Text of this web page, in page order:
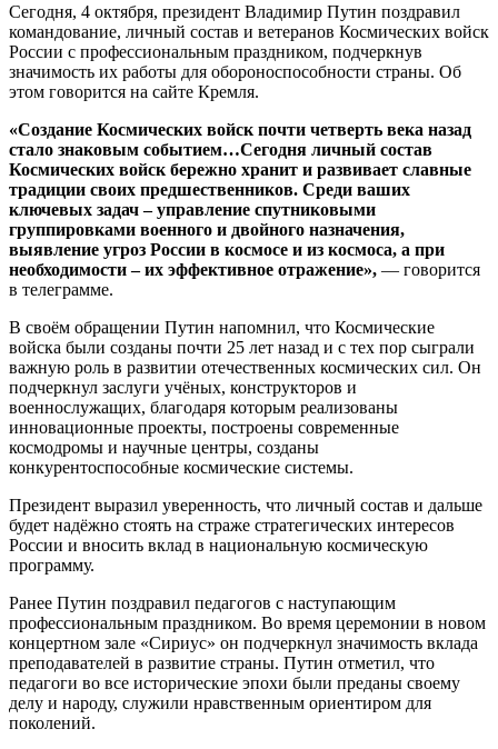
Сегодня, 4 октября, президент Владимир Путин поздравил
командование, личный состав и ветеранов Космических войск
России с профессиональным праздником, подчеркнув
значимость их работы для обороноспособности страны. Об
этом говорится на сайте Кремля.
«Создание Космических войск почти четверть века назад
стало знаковым событием…Сегодня личный состав
Космических войск бережно хранит и развивает славные
традиции своих предшественников. Среди ваших
ключевых задач – управление спутниковыми
группировками военного и двойного назначения,
выявление угроз России в космосе и из космоса, а при
необходимости – их эффективное отражение», — говорится
в телеграмме.
В своём обращении Путин напомнил, что Космические
войска были созданы почти 25 лет назад и с тех пор сыграли
важную роль в развитии отечественных космических сил. Он
подчеркнул заслуги учёных, конструкторов и
военнослужащих, благодаря которым реализованы
инновационные проекты, построены современные
космодромы и научные центры, созданы
конкурентоспособные космические системы.
Президент выразил уверенность, что личный состав и дальше
будет надёжно стоять на страже стратегических интересов
России и вносить вклад в национальную космическую
программу.
Ранее Путин поздравил педагогов с наступающим
профессиональным праздником. Во время церемонии в новом
концертном зале «Сириус» он подчеркнул значимость вклада
преподавателей в развитие страны. Путин отметил, что
педагоги во все исторические эпохи были преданы своему
делу и народу, служили нравственным ориентиром для
поколений.